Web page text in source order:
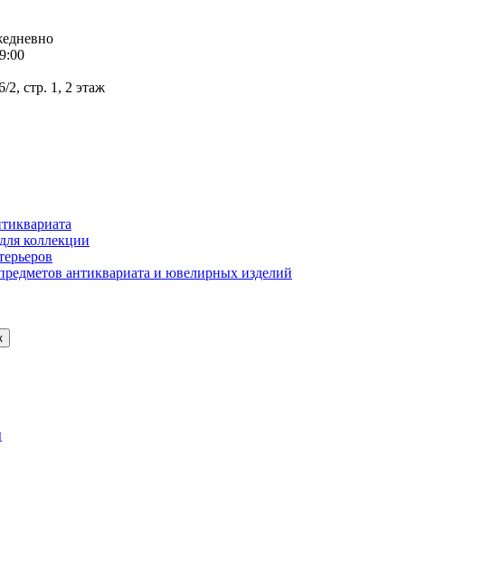
2, стр. 1, 2 этаж
коллекции
антиквариата и ювелирных изделий